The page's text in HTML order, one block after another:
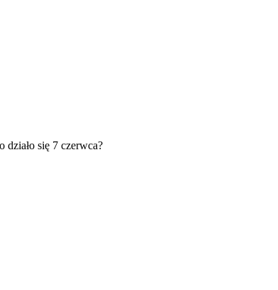
się 7 czerwca?